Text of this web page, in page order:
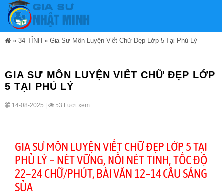
» 34 TỈNH » Gia Sư Môn Luyện Viết Chữ Đẹp Lớp 5 Tại Phủ Lý
GIA SƯ MÔN LUYỆN VIẾT CHỮ ĐẸP LỚP
5 TẠI PHỦ LÝ
14-08-2025 | 53 Lượt xem
GIA SƯ MÔN LUYỆN VIẾT CHỮ ĐẸP LỚP 5 TẠI
PHỦ LÝ – NÉT VỮNG, NỐI NÉT TINH, TỐC ĐỘ
22–24 CHỮ/PHÚT, BÀI VĂN 12–14 CÂU SÁNG
SỦA